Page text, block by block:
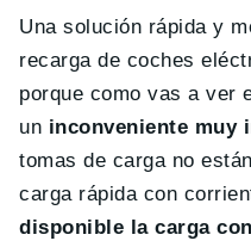
Una solución rápida y
recarga de coches
porque como vas a ver
un inconveniente muy
tomas de carga no
carga rápida con
disponible la carga